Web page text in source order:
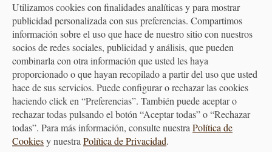
PAGO
SEGURO
ENTREGA
24/48H
Utilizamos cookies con finalidades analíticas y para mostrar
publicidad personalizada con sus preferencias. Compartimos
información sobre el uso que hace de nuestro sitio con nuestros
socios de redes sociales, publicidad y análisis, que pueden
combinarla con otra información que usted les haya
proporcionado o que hayan recopilado a partir del uso que usted
hace de sus servicios. Puede configurar o rechazar las cookies
haciendo click en “Preferencias”. También puede aceptar o
rechazar todas pulsando el botón “Aceptar todas” o “Rechazar
todas”. Para más información, consulte nuestraPolítica de
Cookiesy nuestraPolítica de Privacidad.